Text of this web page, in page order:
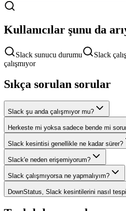
Kullanıcılar şunu da
Slack sunucu durumu Slack
çalışmıyor
Sıkça sorulan sorular
Slack şu anda çalışmıyor mu?
Herkeste mi yoksa sadece bende mi
Slack kesintisi genellikle ne kadar sürer?
Slack'e neden erişemiyorum?
Slack çalışmıyorsa ne yapmalıyım?
DownStatus, Slack kesintilerini nasıl